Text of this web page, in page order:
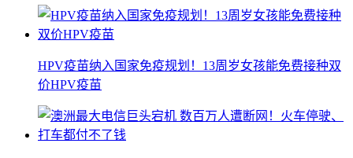
HPV疫苗纳入国家免疫规划！13周岁女孩能免费接种双
价HPV疫苗